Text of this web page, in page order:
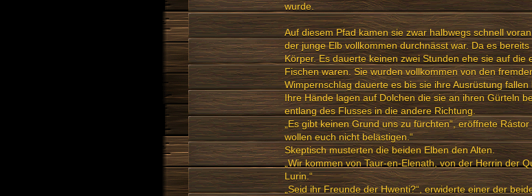
wurde.
Auf diesem Pfad kamen sie zwar halbwegs schnell
der junge Elb vollkommen durchnässt war. Da es
Körper. Es dauerte keinen zwei Stunden ehe sie auf
Fischen waren. Sie wurden vollkommen von den
Wimpernschlag dauerte es bis sie ihre Ausrüstung
Ihre Hände lagen auf Dolchen die sie an ihren Gürteln
entlang des Flusses in die andere Richtung.
„Es gibt keinen Grund uns zu fürchten“, eröffnete
wollen euch nicht belästigen.“
Skeptisch musterten die beiden Elben den Alten.
„Wir kommen von Taur-en-Elenath, von der Herrin der
Lurin.“
„Seid ihr Freunde der Hwenti?“, erwiderte einer der